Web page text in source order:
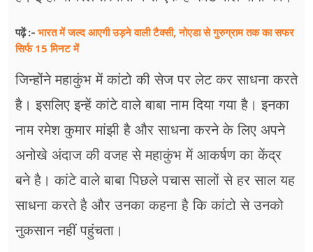
पढ़ें :- भारत में जल्द आएगी उड़ने वाली टैक्सी, नोएडा से गुरुग्राम तक का सफर
सिर्फ 15 मिनट में
जिन्होंने महाकुंभ में कांटो की सेज पर लेट कर साधना करते
है। इसलिए इन्हें कांटे वाले बाबा नाम दिया गया है। इनका
नाम रमेश कुमार मांझी है और साधना करने के लिए अपने
अनोखे अंदाज की वजह से महाकुंभ में आकर्षण का केंद्र
बने है। कांटे वाले बाबा पिछले पचास सालों से हर साल यह
साधना करते है और उनका कहना है कि कांटो से उनको
नुकसान नहीं पहुंचता।